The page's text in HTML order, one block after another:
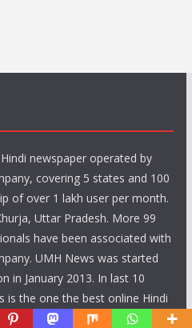
newspaper operated by
covering 5 states and 100
of over 1 lakh user per month.
Uttar Pradesh. More 99
have been associated with
UMH News was started
in January 2013. In last 10
is the one the best online Hindi